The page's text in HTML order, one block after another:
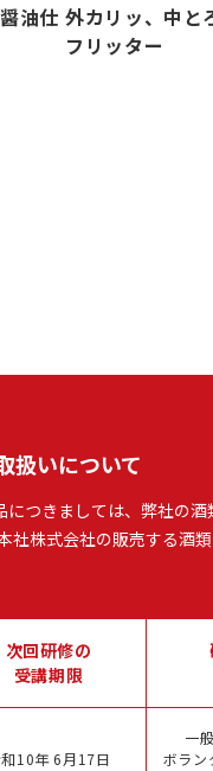
油仕 外カリッ、中と
フリッター
扱いについて
つきましては、弊社の
社株式会社の販売する酒
次回研修の
受講期限
10年 6月17日
一
ボラン